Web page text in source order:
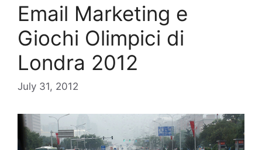
Email Marketing e
Giochi Olimpici di
Londra 2012
July 31, 2012